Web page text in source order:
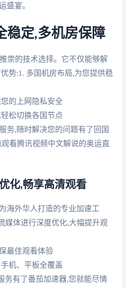
盛宴。
稳定,多机房保障
崇的技术选择。它不仅能够解
势:1. 多国机房布局,为您提供稳
的上网隐私安全
松切换各国节点
务,随时解决您的问题有了回国
看腾讯视频中文解说的奥运直
化,畅享高清观看
海外华人打造的专业加速工
媒体进行深度优化,大幅提升观
最佳观看体验
机、平板全覆盖
务有了番茄加速器,您就能尽情